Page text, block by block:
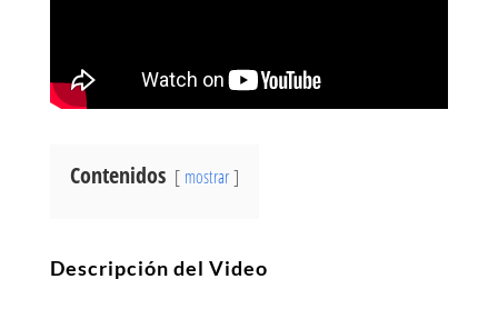
Contenidos mostrar
Descripción del Video